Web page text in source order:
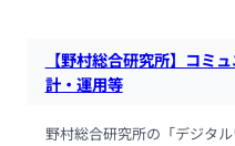
【野村総合研究所】コミ
計・運用等
野村総合研究所の「デジタ